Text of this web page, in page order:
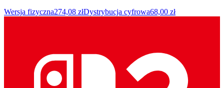
Wersja fizyczna274,08 złDystrybucja cyfrowa68,00 zł